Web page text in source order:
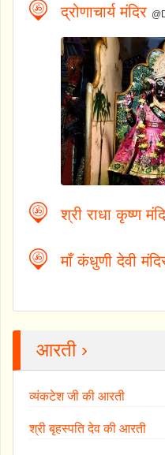
द्रोणाचार्य मंदिर
श्री राधा कृष्ण
माँ कंधुणी देवी
आरती ›
व्यंकटेश जी की आरती
श्री बृहस्पति देव की आरती